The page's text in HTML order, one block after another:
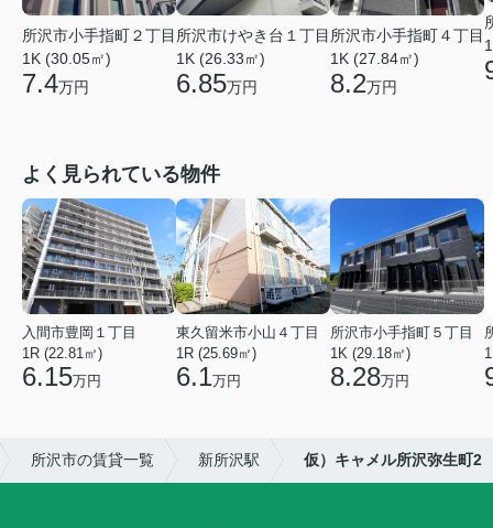
所沢市小手指町２丁目
1K (30.05㎡)
7.4万円
所沢市けやき台１丁目
1K (26.33㎡)
6.85万円
所沢市小手指町４丁目
1K (27.84㎡)
8.2万円
よく見られている物件
入間市豊岡１丁目
1R (22.81㎡)
6.15万円
東久留米市小山４丁目
1R (25.69㎡)
6.1万円
所沢市小手指町５丁目
1K (29.18㎡)
8.28万円
所沢市の賃貸一覧 新所沢駅 仮）キャメル所沢弥生町2